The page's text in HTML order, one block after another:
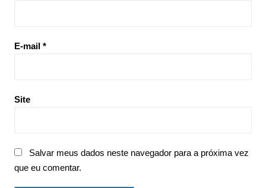
E-mail *
Site
Salvar meus dados neste navegador para a próxima vez
que eu comentar.